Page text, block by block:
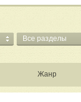
Все разделы
Жанр